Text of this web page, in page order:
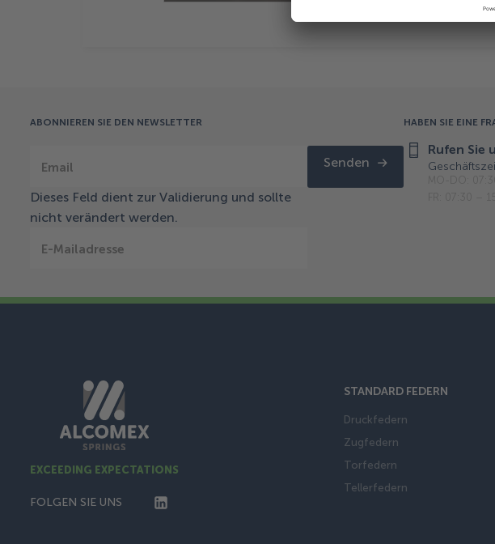
ABONNIEREN SIE DEN NEWSLETTER
Email
Dieses Feld dient zur Validierung und sollte
nicht verändert werden.
E-Mailadresse
Senden
HABEN SIE EINE
Rufen Sie
EXCEEDING EXPECTATIONS
FOLGEN SIE UNS
STANDARD FEDERN
Druckfedern
Zugfedern
Torfedern
Tellerfedern